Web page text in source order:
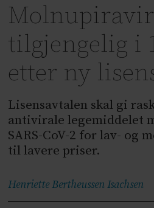
tilgjengelig i
etter ny
Lisensavtalen skal gi
antivirale legemiddelet
SARS-CoV-2 for lav- og
til lavere priser.
Henriette BertheussenIsachsen